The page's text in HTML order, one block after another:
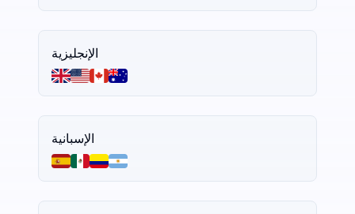
الإنجليزية
الإسبانية